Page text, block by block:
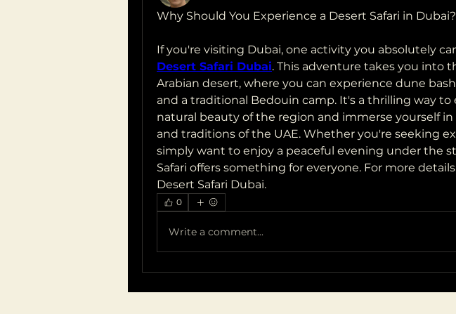
Why Should You Experience a Desert Safari in Dubai?
Desert Safari Dubai. This adventure takes you into
Arabian desert, where you can experience dune
and a traditional Bedouin camp. It's a thrilling way to
natural beauty of the region and immerse yourself
and traditions of the UAE. Whether you're seeking
simply want to enjoy a peaceful evening under the
Safari offers something for everyone. For more
Desert Safari Dubai.
0
Write a comment...